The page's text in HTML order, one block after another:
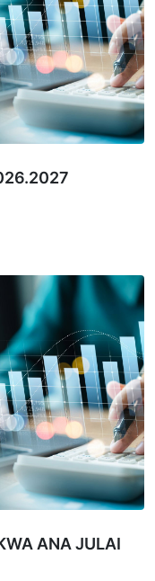
ANA JULAI